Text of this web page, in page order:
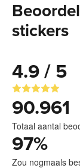
stickers
4.9 / 5
90.961
Totaal aantal
97%
Zou nogmaals